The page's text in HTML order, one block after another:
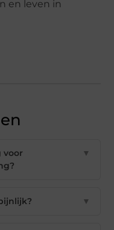
en leven in
voor
▼
▼